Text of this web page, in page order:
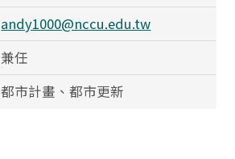
andy1000@nccu.edu.tw
兼任
都市計畫、都市更新